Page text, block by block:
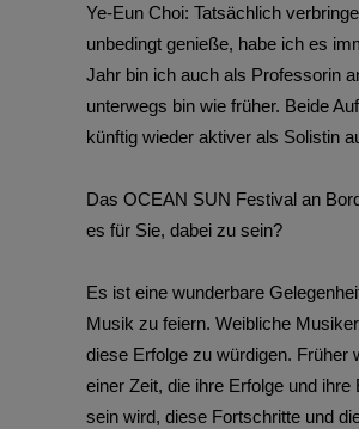
Ye-Eun Choi: Tatsächlich
unbedingt genieße, habe ich es
Jahr bin ich auch als Professorin
unterwegs bin wie früher. Beide
künftig wieder aktiver als Solistin
Das OCEAN SUN Festival an
es für Sie, dabei zu sein?
Es ist eine wunderbare
Musik zu feiern. Weibliche
diese Erfolge zu würdigen. Früher
einer Zeit, die ihre Erfolge und
sein wird, diese Fortschritte und